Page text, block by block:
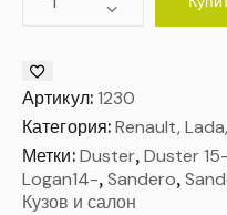
Артикул: 1230
Категория:Renault,
Метки: Duster, Duster 15-
Logan14-,Sandero,
Кузов и салон